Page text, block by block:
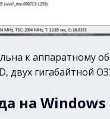
к аппаратному
двух гигабайтной
на Windows